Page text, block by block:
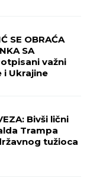
SE OBRAĆA
SA
važni
i Ukrajine
Bivši lični
Trampa
tužioca